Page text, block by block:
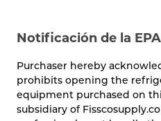
Notificación de la EPA
Purchaser hereby
prohibits opening the
equipment purchased on
subsidiary of